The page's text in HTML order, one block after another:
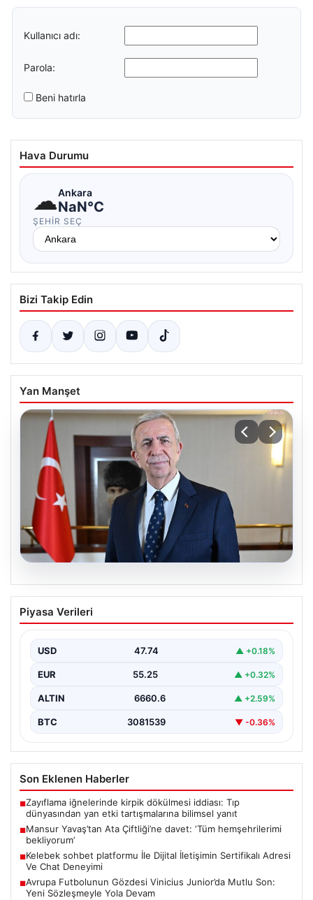
Kullanıcı adı:
Parola:
Beni hatırla
Hava Durumu
☁Ankara
NaN°C
ŞEHIR SEÇ
Bizi Takip Edin
Yan Manşet
08.08.2026
Mansur Yavaş’tan Ata Çiftliği’ne davet:
‘Tüm hemşehrilerimi bekliyorum’
Ankaralılara Doğa ve Üretimle Buluşma Çağrısı",
"content":…
Piyasa Verileri
USD 47.74 ▲ +0.18%
EUR 55.25 ▲ +0.32%
ALTIN 6660.6 ▲ +2.59%
BTC 3081539 ▼ -0.36%
Son Eklenen Haberler
■Zayıflama iğnelerinde kirpik dökülmesi iddiası: Tıp
dünyasından yan etki tartışmalarına bilimsel yanıt
■Mansur Yavaş’tan Ata Çiftliği’ne davet: ‘Tüm hemşehrilerimi
bekliyorum’
■Kelebek sohbet platformu İle Dijital İletişimin Sertifikalı Adresi
Ve Chat Deneyimi
■Avrupa Futbolunun Gözdesi Vinicius Junior’da Mutlu Son:
Yeni Sözleşmeyle Yola Devam